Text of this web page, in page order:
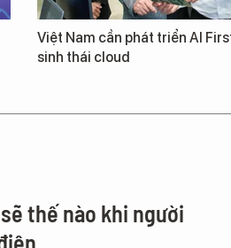
Việt Nam cần phát triển AI
sinh thái cloud
thế nào khi người